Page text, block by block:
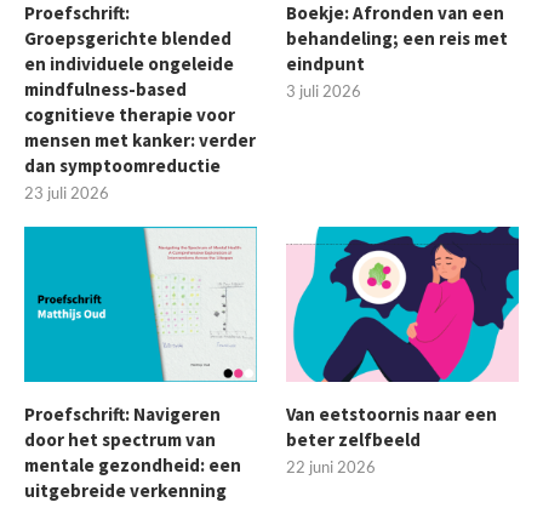
Proefschrift:
Groepsgerichte blended
en individuele ongeleide
mindfulness-based
cognitieve therapie voor
mensen met kanker: verder
dan symptoomreductie
23 juli 2026
Boekje: Afronden van een
behandeling; een reis met
eindpunt
3 juli 2026
Proefschrift: Navigeren
door het spectrum van
mentale gezondheid: een
uitgebreide verkenning
Van eetstoornis naar een
beter zelfbeeld
22 juni 2026